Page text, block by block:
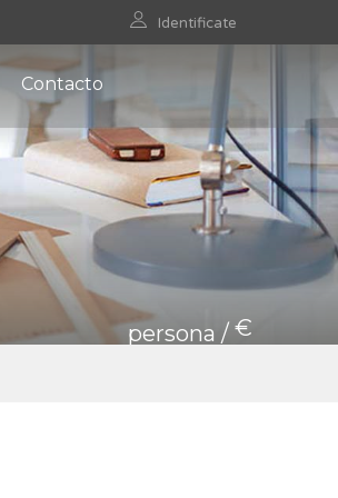
Identificate
Contacto
persona / €